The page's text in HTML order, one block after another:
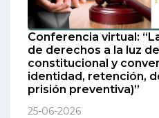
Conferencia virtual:
de derechos a la luz
constitucional y
identidad, retención,
prisión preventiva)”
25-06-2026